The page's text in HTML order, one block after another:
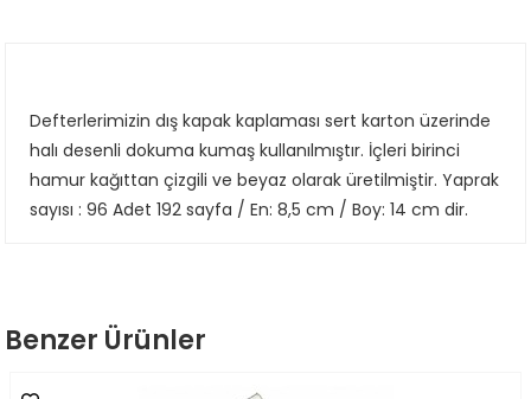
Defterlerimizin dış kapak kaplaması sert karton üzerinde
halı desenli dokuma kumaş kullanılmıştır. İçleri birinci
hamur kağıttan çizgili ve beyaz olarak üretilmiştir. Yaprak
sayısı : 96 Adet 192 sayfa / En: 8,5 cm / Boy: 14 cm dir.
Benzer Ürünler